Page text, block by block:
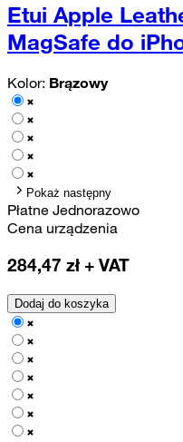
Etui Apple
MagSafe do
Kolor: Brązowy
Pokaż następny
Płatne Jednorazowo
Cena urządzenia
284,47 zł + VAT
Dodaj do koszyka